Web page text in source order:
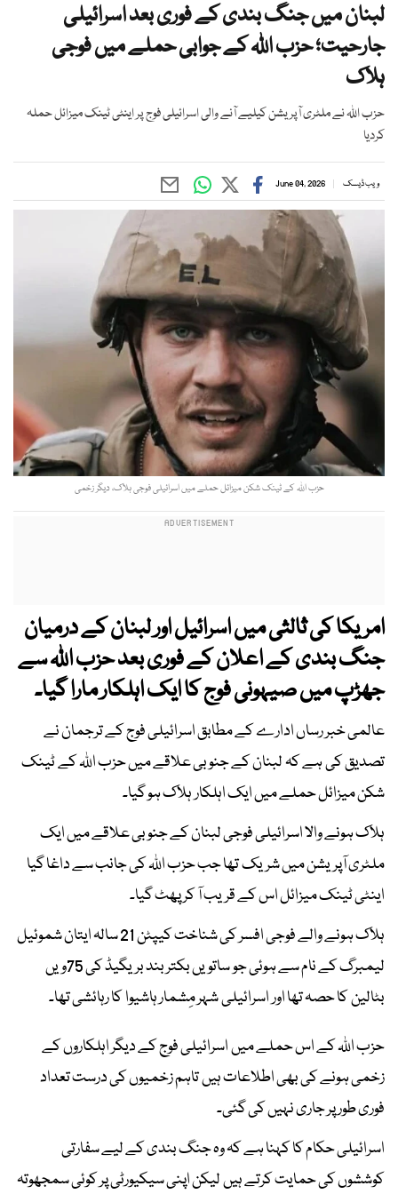
لبنان میں جنگ بندی کے فوری بعد اسرائیلی
جارحیت؛ حزب اللہ کے جوابی حملے میں فوجی
ہلاک
حزب اللہ نے ملٹری آپریشن کیلیے آنے والی اسرائیلی فوج پر اینٹی ٹینک میزائل حملہ
کردیا
ویب ڈیسک June 04, 2026
حزب اللہ کے ٹینک شکن میزائل حملے میں اسرائیلی فوجی ہلاک، دیگر زخمی
امریکا کی ثالثی میں اسرائیل اور لبنان کے درمیان
جنگ بندی کے اعلان کے فوری بعد حزب اللہ سے
جھڑپ میں صیہونی فوج کا ایک اہلکار مارا گیا۔
عالمی خبر رساں ادارے کے مطابق اسرائیلی فوج کے ترجمان نے
تصدیق کی ہے کہ لبنان کے جنوبی علاقے میں حزب اللہ کے ٹینک
شکن میزائل حملے میں ایک اہلکار ہلاک ہو گیا۔
ہلاک ہونے والا اسرائیلی فوجی لبنان کے جنوبی علاقے میں ایک
ملٹری آپریشن میں شریک تھا جب حزب اللہ کی جانب سے داغا گیا
اینٹی ٹینک میزائل اس کے قریب آ کر پھٹ گیا۔
ہلاک ہونے والے فوجی افسر کی شناخت کیپٹن 21 سالہ ایتان شموئیل
لیمبرگ کے نام سے ہوئی جو ساتویں بکتر بند بریگیڈ کی 75ویں
بٹالین کا حصہ تھا اور اسرائیلی شہر مِشمار ہاشیوا کا رہائشی تھا۔
حزب اللہ کے اس حملے میں اسرائیلی فوج کے دیگر اہلکاروں کے
زخمی ہونے کی بھی اطلاعات ہیں تاہم زخمیوں کی درست تعداد
فوری طور پر جاری نہیں کی گئی۔
اسرائیلی حکام کا کہنا ہے کہ وہ جنگ بندی کے لیے سفارتی
کوششوں کی حمایت کرتے ہیں لیکن اپنی سیکیورٹی پر کوئی سمجھوتہ